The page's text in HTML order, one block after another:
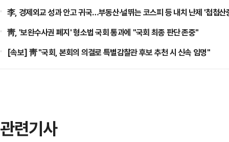
李, 경제외교 성과 안고 귀국…부동산·널뛰는 코스피 등 내치 난제 '첩첩산
靑, '보완수사권 폐지' 형소법 국회 통과에 "국회 최종 판단 존중"
[속보] 靑 "국회, 본회의 의결로 특별감찰관 후보 추천 시 신속 임명"
관련기사